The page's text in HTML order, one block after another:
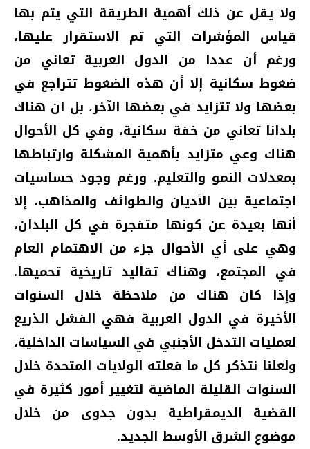
ولا يقل عن ذلك أهمية الطريقة التي يتم بها
قياس المؤشرات التي تم الاستقرار عليها،
ورغم أن عددا من الدول العربية تعاني من
ضغوط سكانية إلا أن هذه الضغوط تتراجع في
بعضها ولا تتزايد في بعضها الآخر، بل ان هناك
بلدانا تعاني من خفة سكانية، وفي كل الأحوال
هناك وعي متزايد بأهمية المشكلة وارتباطها
بمعدلات النمو والتعليم. ورغم وجود حساسيات
اجتماعية بين الأديان والطوائف والمذاهب، إلا
أنها بعيدة عن كونها متفجرة في كل البلدان،
وهي على أي الأحوال جزء من الاهتمام العام
في المجتمع، وهناك تقاليد تاريخية تحميها.
وإذا كان هناك من ملاحظة خلال السنوات
الأخيرة في الدول العربية فهي الفشل الذريع
لعمليات التدخل الأجنبي في السياسات الداخلية،
ولعلنا نتذكر كل ما فعلته الولايات المتحدة خلال
السنوات القليلة الماضية لتغيير أمور كثيرة في
القضية الديمقراطية بدون جدوى من خلال
موضوع الشرق الأوسط الجديد.